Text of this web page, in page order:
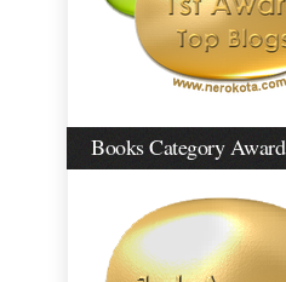
Books Category Award